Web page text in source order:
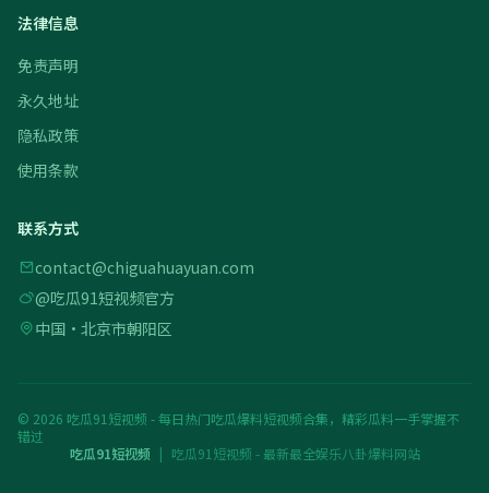
法律信息
免责声明
永久地址
隐私政策
使用条款
联系方式
contact@chiguahuayuan.com
@吃瓜91短视频官方
中国·北京市朝阳区
© 2026 吃瓜91短视频 - 每日热门吃瓜爆料短视频合集，精彩瓜料一手掌握不
错过
吃瓜91短视频 | 吃瓜91短视频 - 最新最全娱乐八卦爆料网站